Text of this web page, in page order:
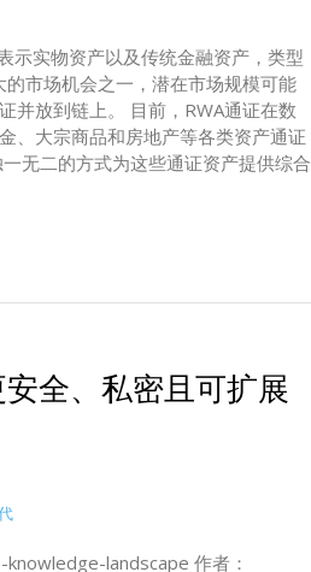
示实物资产以及传统金融资产，类型
市场机会之一，潜在市场规模可能
并放到链上。 目前，RWA通证在数
、大宗商品和房地产等各类资产通证
无二的方式为这些通证资产提供综合
全、私密且可扩展
landscape 作者：